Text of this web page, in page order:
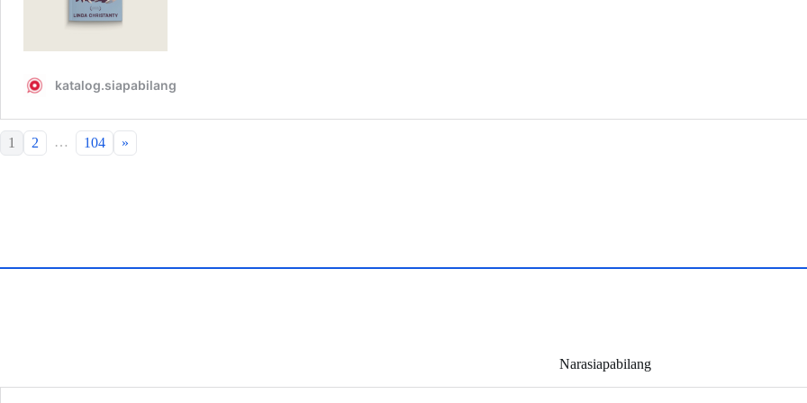
1 2 … 104 »
Narasiapabilang